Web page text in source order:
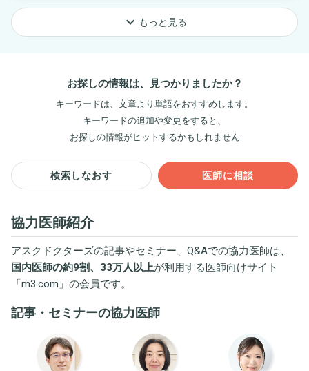
keyboard_arrow_down もっと見る
お探しの情報は、見つかりましたか？
キーワードは、文章より単語をおすすめします。
キーワードの追加や変更をすると、
お探しの情報がヒットするかもしれません
検索しなおす 医師に相談
協力医師紹介
アスクドクターズの記事やセミナー、Q&Aでの協力医師は、
国内医師の約9割、33万人以上が利用する医師向けサイト
「m3.com 」の会員です。
記事・セミナーの協力医師